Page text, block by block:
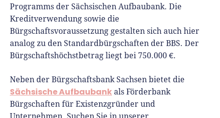
Programms der Sächsischen Aufbaubank. Die
Kreditverwendung sowie die
Bürgschaftsvoraussetzung gestalten sich auch hier
analog zu den Standardbürgschaften der BBS. Der
Bürgschaftshöchstbetrag liegt bei 750.000 €.
Neben der Bürgschaftsbank Sachsen bietet die
Sächsische Aufbaubank als Förderbank
Bürgschaften für Existenzgründer und